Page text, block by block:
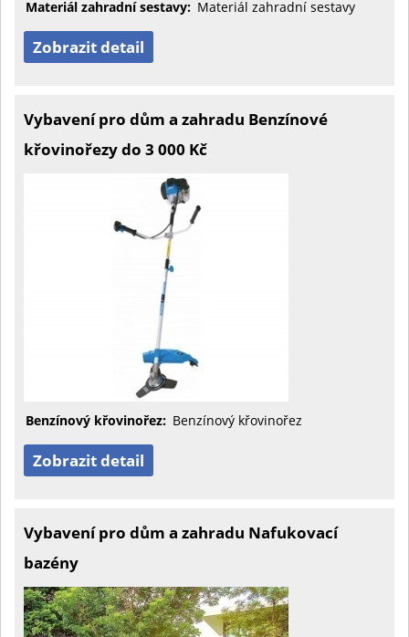
Materiál zahradní sestavy: Materiál zahradní sestavy
Zobrazit detail
Vybavení pro dům a zahradu Benzínové
křovinořezy do 3 000 Kč
Benzínový křovinořez: Benzínový křovinořez
Zobrazit detail
Vybavení pro dům a zahradu Nafukovací
bazény